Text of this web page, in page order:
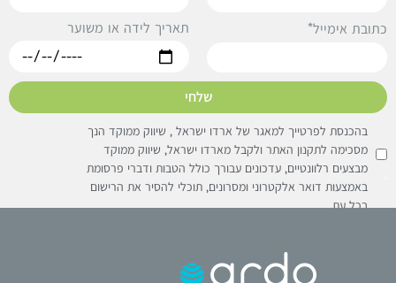
בהכנסת לפרטייך למאגר של ארדו ישראל , שיווק ממוקד הנך
מסכימה לתקנון האתר ולקבל מארדו ישראל, שיווק ממוקד
מבצעים רלוונטיים, עדכונים עבורך כולל הטבות ודברי פרסומת
באמצעות דואר אלקטרוני ומסרונים, תוכלי להסיר את הרישום
בכל עת
כתובת אימייל* תאריך לידה או משוער
שלחי